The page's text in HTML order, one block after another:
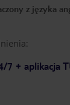
z języka
7 + aplikacja